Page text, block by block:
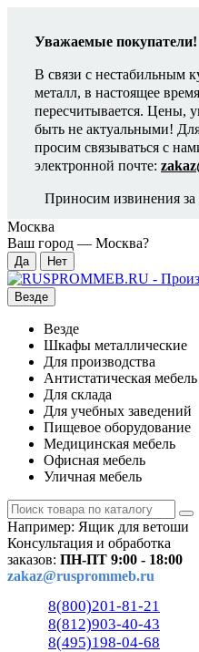
Уважаемые покупатели!
В связи с нестабильным
металл, в настоящее
пересчитывается. Цены,
быть не актуальными!
просим связываться с
электронной почте:
Приносим извинения за
Москва
Ваш город — Москва?
Везде
Везде
Шкафы металлические
Для производства
Антистатическая мебель
Для склада
Для учебных заведений
Пищевое оборудование
Медицинская мебель
Офисная мебель
Уличная мебель
Например: Ящик для ветоши
Консультация и обработка
заказов: ПН-ПТ 9:00 - 18:00
zakaz@rusprommeb.ru
8(800)201-81-21
8(812)903-40-43
8(495)198-04-68